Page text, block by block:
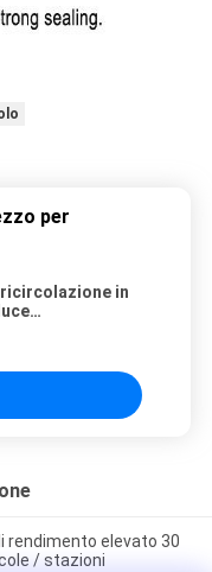
per
in
rendimento elevato 30
/ stazioni